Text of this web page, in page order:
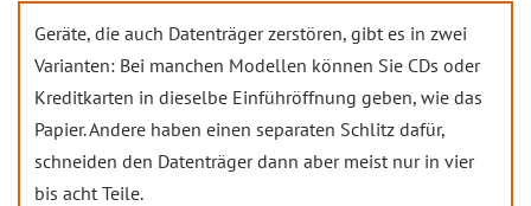
Geräte, die auch Datenträger zerstören, gibt es in zwei
Varianten: Bei manchen Modellen können Sie CDs oder
Kreditkarten in dieselbe Einführöffnung geben, wie das
Papier. Andere haben einen separaten Schlitz dafür,
schneiden den Datenträger dann aber meist nur in vier
bis acht Teile.